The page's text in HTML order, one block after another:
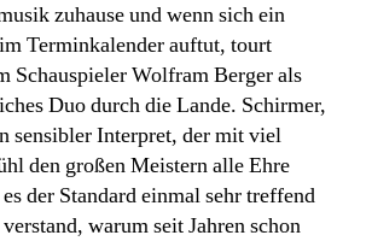
zuhause und wenn sich ein
Terminkalender auftut, tourt
Schauspieler Wolfram Berger als
Duo durch die Lande. Schirmer,
sensibler Interpret, der mit viel
den großen Meistern alle Ehre
der Standard einmal sehr treffend
warum seit Jahren schon